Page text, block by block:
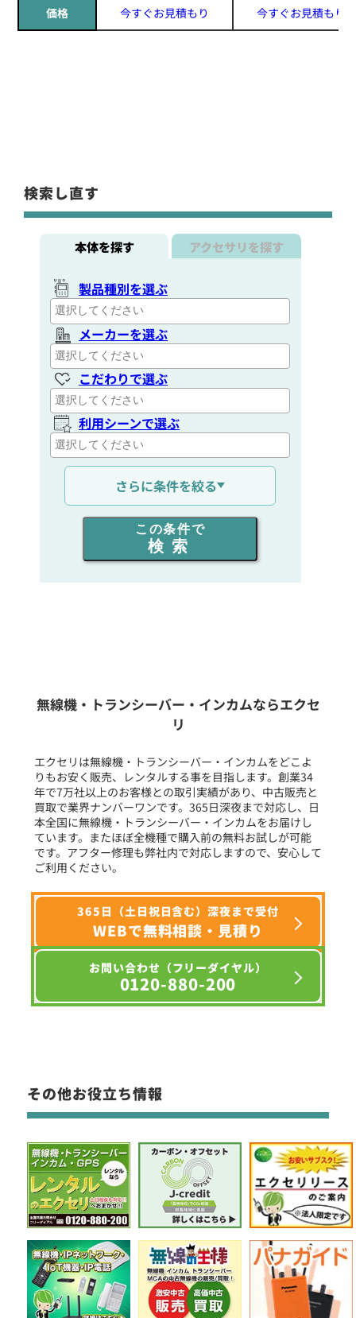
価格 今すぐお見積もり 今すぐお見積もり
検索し直す
本体を探す アクセサリを探す
製品種別を選ぶ
メーカーを選ぶ
こだわりで選ぶ
利用シーンで選ぶ
通信距離を選ぶ
出力を選ぶ
同時通話人数を選ぶ
フリーワード入力(製品名等)
選択条件をリセット
さらに条件を絞る
この条件で
検索
無線機・トランシーバー・インカムならエクセ
リ
エクセリは無線機・トランシーバー・インカムをどこよ
りもお安く販売、レンタルする事を目指します。創業34
年で7万社以上のお客様との取引実績があり、中古販売と
買取で業界ナンバーワンです。365日深夜まで対応し、日
本全国に無線機・トランシーバー・インカムをお届けし
ています。またほぼ全機種で購入前の無料お試しが可能
です。アフター修理も弊社内で対応しますので、安心して
ご利用ください。
365日（土日祝日含む）深夜まで受付
WEBで無料相談・見積り
お問い合わせ（フリーダイヤル）
0120-880-200
その他お役立ち情報